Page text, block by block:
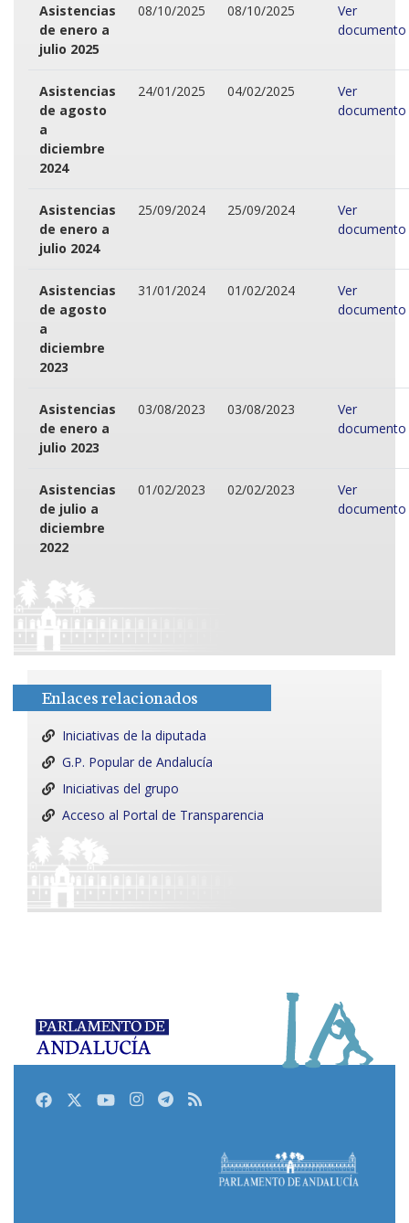
Asistencias
de enero a
julio 2025
08/10/2025 08/10/2025
Ver
documento
Asistencias
de agosto
a
diciembre
2024
24/01/2025 04/02/2025
Ver
documento
Asistencias
de enero a
julio 2024
25/09/2024 25/09/2024
Ver
documento
Asistencias
de agosto
a
diciembre
2023
31/01/2024 01/02/2024
Ver
documento
Asistencias
de enero a
julio 2023
03/08/2023 03/08/2023
Ver
documento
Asistencias
de julio a
diciembre
2022
01/02/2023 02/02/2023
Ver
documento
Enlaces relacionados
Iniciativas de la diputada
G.P. Popular de Andalucía
Iniciativas del grupo
Acceso al Portal de Transparencia
FacebookTwitterYoutubeInstagram
Telegram
RSS